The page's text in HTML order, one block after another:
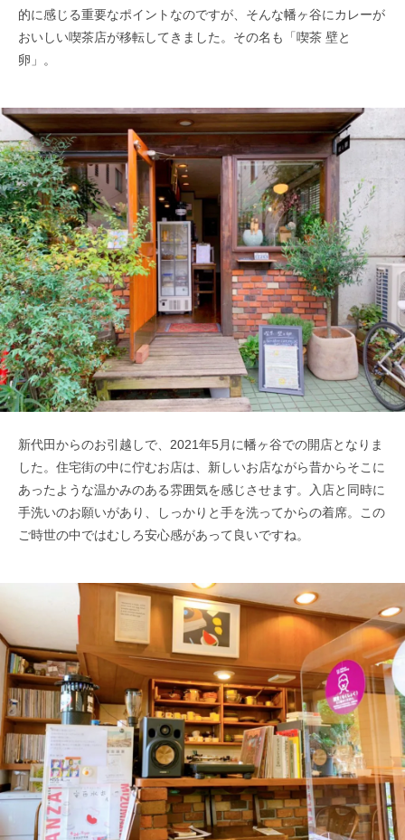
的に感じる重要なポイントなのですが、そんな幡ヶ谷にカレーが
おいしい喫茶店が移転してきました。その名も「喫茶 壁と
卵」。
新代田からのお引越しで、2021年5月に幡ヶ谷での開店となりま
した。住宅街の中に佇むお店は、新しいお店ながら昔からそこに
あったような温かみのある雰囲気を感じさせます。入店と同時に
手洗いのお願いがあり、しっかりと手を洗ってからの着席。この
ご時世の中ではむしろ安心感があって良いですね。